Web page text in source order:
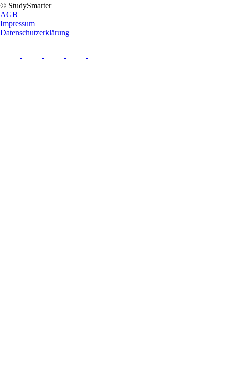
© StudySmarter
AGB
Impressum
Datenschutzerklärung